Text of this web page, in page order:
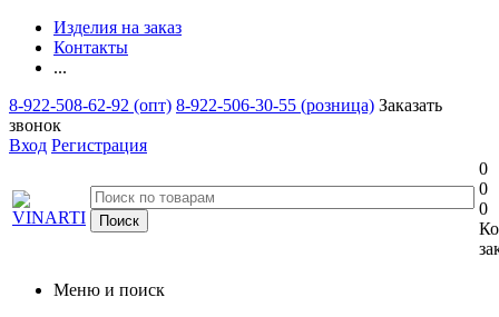
Изделия на заказ
Контакты
...
8-922-508-62-92 (опт) 8-922-506-30-55 (розница) Заказать
звонок
Вход Регистрация
0
0
0
Меню и поиск